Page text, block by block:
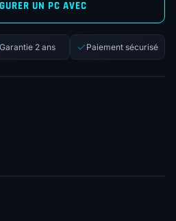
UN PC AVEC
Garantie 2 ans Paiement sécurisé